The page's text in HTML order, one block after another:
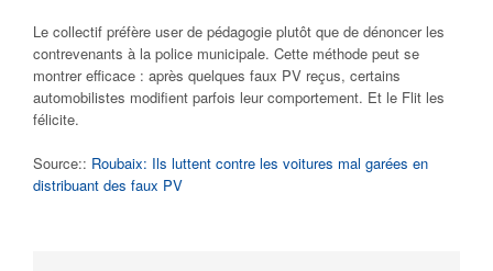
Le collectif préfère user de pédagogie plutôt que de dénoncer les
contrevenants à la police municipale. Cette méthode peut se
montrer efficace : après quelques faux PV reçus, certains
automobilistes modifient parfois leur comportement. Et le Flit les
félicite.
Source:: Roubaix: Ils luttent contre les voitures mal garées en
distribuant des faux PV